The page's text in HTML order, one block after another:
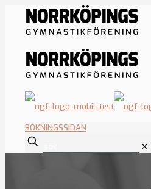
BOKNINGSSIDAN
✕